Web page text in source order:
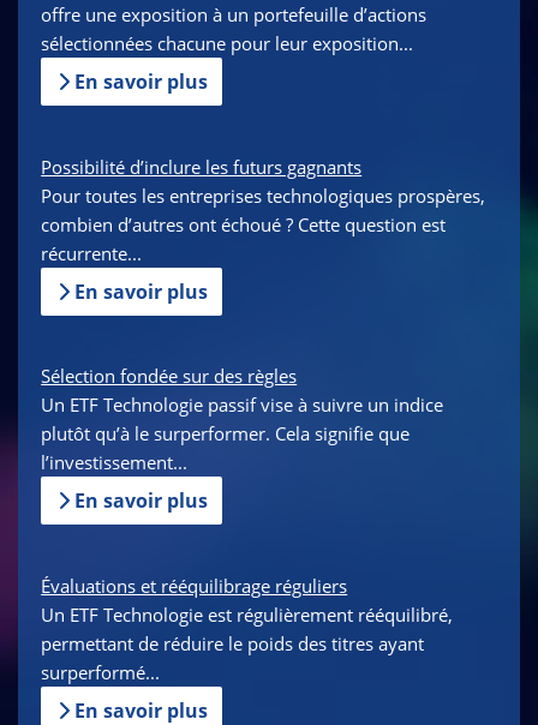
offre une exposition à un portefeuille d’actions
sélectionnées chacune pour leur exposition...
En savoir plus
Possibilité d’inclure les futurs gagnants
Pour toutes les entreprises technologiques prospères,
combien d’autres ont échoué ? Cette question est
récurrente...
En savoir plus
Sélection fondée sur des règles
Un ETF Technologie passif vise à suivre un indice
plutôt qu’à le surperformer. Cela signifie que
l’investissement...
En savoir plus
Évaluations et rééquilibrage réguliers
Un ETF Technologie est régulièrement rééquilibré,
permettant de réduire le poids des titres ayant
surperformé...
En savoir plus